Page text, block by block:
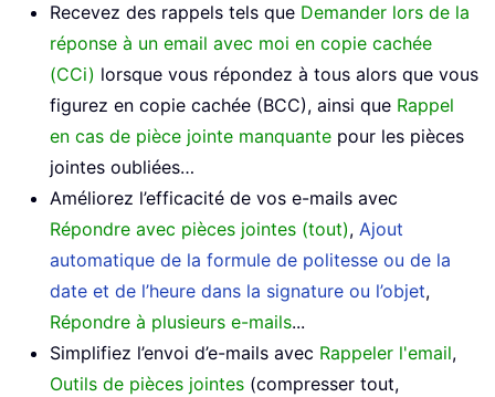
Recevez des rappels tels que Demander lors de la
réponse à un email avec moi en copie cachée
(CCi) lorsque vous répondez à tous alors que vous
figurez en copie cachée (BCC), ainsi que Rappel
en cas de pièce jointe manquante pour les pièces
jointes oubliées…
Améliorez l’efficacité de vos e-mails avec
Répondre avec pièces jointes (tout), Ajout
automatique de la formule de politesse ou de la
date et de l’heure dans la signature ou l’objet,
Répondre à plusieurs e-mails...
Simplifiez l’envoi d’e-mails avec Rappeler l'email,
Outils de pièces jointes (compresser tout,